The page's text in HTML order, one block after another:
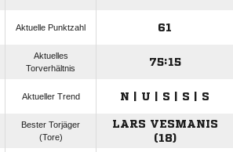
Aktuelle Punktzahl 61
Aktuelles
Torverhältnis
75:15
Aktueller Trend N | U | S | S | S
Bester Torjäger
(Tore)
LARS VESMANIS
(18)